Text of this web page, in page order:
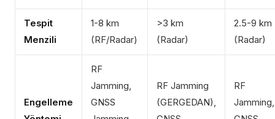
Tespit
Menzili
1-8 km
(RF/Radar)
>3 km
(Radar)
2.5-9 km
(Radar)
Engelleme
RF
Jamming,
GNSS
RF Jamming
(GERGEDAN),
RF
Jamming,